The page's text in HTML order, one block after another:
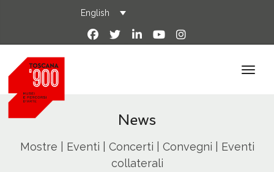
English
News
Mostre | Eventi | Concerti | Convegni | Eventi
collaterali